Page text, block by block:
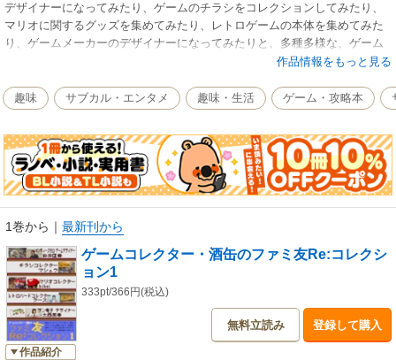
デザイナーになってみたり、ゲームのチラシをコレクションしてみたり、
マリオに関するグッズを集めてみたり、レトロゲームの本体を集めてみた
り、ゲームメーカーのデザイナーになってみたりと、多種多様な、ゲーム
愛。著者本人からして、ゲームコレクターとして業界に名を轟かせている
聞いた、インタビューの数々。特にファミコン、スーパーファミコン時代
のゲームソフト名や当時の状況などがたくさん文中に登場します。1980～
90年代くらいにゲームに夢中になっていた人であれば、「自分もその話に
参加したかった！」とウズウズしてしまうような、レトロゲームの懐かし
い話と、お宝ものの写真が満載の一冊です。「でも自分、そこまでマニア
じゃないし…」そう考えて躊躇している人も、ご安心を。わかりづらい…
に」脚注を挿入しました。主に「昔、ゲームにハマってたなぁ」みたいな
方がメインターゲットではありますが、サブカルチャーに興味があるよう
な若い方にもお楽しみいただけるように作ってあります。
作品情報をもっと見る
趣味 サブカル・エンタメ 趣味・生活 ゲーム・攻略本
1巻から ｜ 最新刊から
作品紹介
ゲームコレクター・酒缶のファミ友Re:コレクシ
ョン1
333pt/366円(税込)
無料立読み 登録して購入